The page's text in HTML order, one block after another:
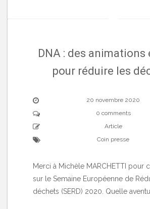
DNA : des animations
pour réduire les
20 novembre 2020
0 comments
Article
Coin presse
Merci à Michèle MARCHETTI pour
sur le Semaine Européenne de
déchets (SERD) 2020. Quelle